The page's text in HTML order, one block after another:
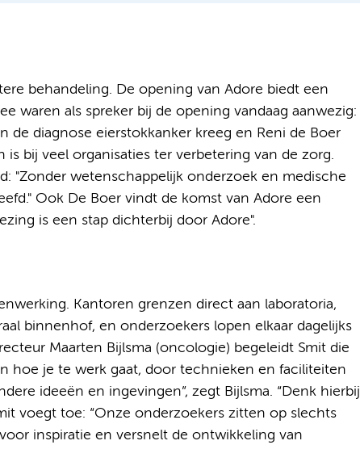
behandeling. De opening van Adore biedt een
waren als spreker bij de opening vandaag aanwezig:
de diagnose eierstokkanker kreeg en Reni de Boer
bij veel organisaties ter verbetering van de zorg.
"Zonder wetenschappelijk onderzoek en medische
Ook De Boer vindt de komst van Adore een
is een stap dichterbij door Adore".
Kantoren grenzen direct aan laboratoria,
binnenhof, en onderzoekers lopen elkaar dagelijks
Maarten Bijlsma (oncologie) begeleidt Smit die
hoe je te werk gaat, door technieken en faciliteiten
ideeën en ingevingen”, zegt Bijlsma. “Denk hierbij
voegt toe: “Onze onderzoekers zitten op slechts
inspiratie en versnelt de ontwikkeling van